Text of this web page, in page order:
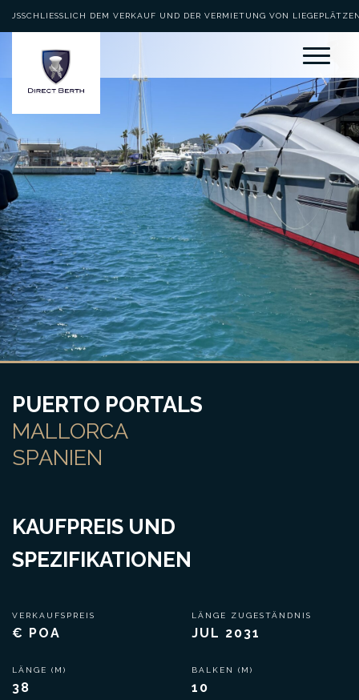
AUSSCHLIESSLICH DEM VERKAUF UND DER VERMIETUNG VON LIEGEPLÄTZEN
PUERTO PORTALS
MALLORCA
SPANIEN
KAUFPREIS UND
SPEZIFIKATIONEN
VERKAUFSPREIS
€ POA
LÄNGE (M)
38
LÄNGE ZUGESTÄNDNIS
JUL 2031
BALKEN (M)
10